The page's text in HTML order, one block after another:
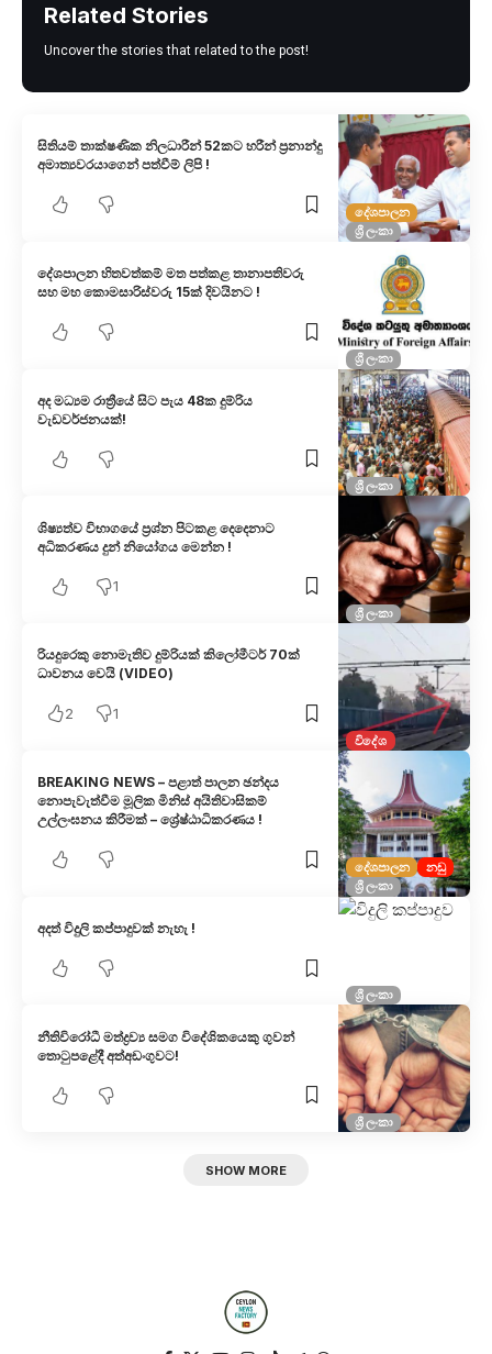
Related Stories
Uncover the stories that related to the post!
දේශපාලන
ශ්‍රී ලංකා
සිතියම් තාක්ෂණික නිලධාරීන් 52කට හරීන් ප්‍රනාන්දු
අමාත්‍යවරයාගෙන් පත්වීම් ලිපි !
ශ්‍රී ලංකා
දේශපාලන හිතවත්කම් මත පත්කළ තානාපතිවරු
සහ මහ කොමසාරිස්වරු 15ක් දිවයිනට !
ශ්‍රී ලංකා
අද මධ්‍යම රාත්‍රීයේ සිට පැය 48ක දුම්රිය
වැඩවර්ජනයක්!
ශ්‍රී ලංකා
ශිෂ්‍යත්ව විභාගයේ ප්‍රශ්න පිටකළ දෙදෙනාට
අධිකරණය දුන් නියෝගය මෙන්න !
1
විදේශ
රියදුරෙකු නොමැතිව දුම්රියක් කිලෝමීටර් 70ක්
ධාවනය වෙයි (VIDEO)
2 1
දේශපාලන
නඩු
ශ්‍රී ලංකා
BREAKING NEWS – පළාත් පාලන ඡන්දය
නොපැවැත්වීම මූලික මිනිස් අයිතිවාසිකම්
උල්ලංඝනය කිරීමක් – ශ්‍රේෂ්ඨාධිකරණය !
ශ්‍රී ලංකා
අදත් විදුලි කප්පාදුවක් නැහැ !
ශ්‍රී ලංකා
නීතිවිරෝධී මත්ද්‍රව්‍ය සමග විදේශිකයෙකු ගුවන්
තොටුපළේදී අත්අඩංගුවට!
SHOW MORE